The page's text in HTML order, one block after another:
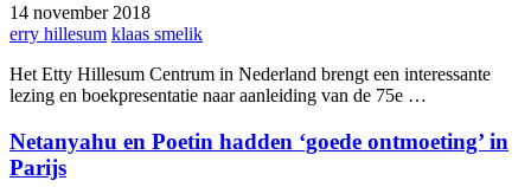
14 november 2018
erry hillesum klaas smelik
Het Etty Hillesum Centrum in Nederland brengt een interessante
lezing en boekpresentatie naar aanleiding van de 75e …
Netanyahu en Poetin hadden ‘goede ontmoeting’ in
Parijs